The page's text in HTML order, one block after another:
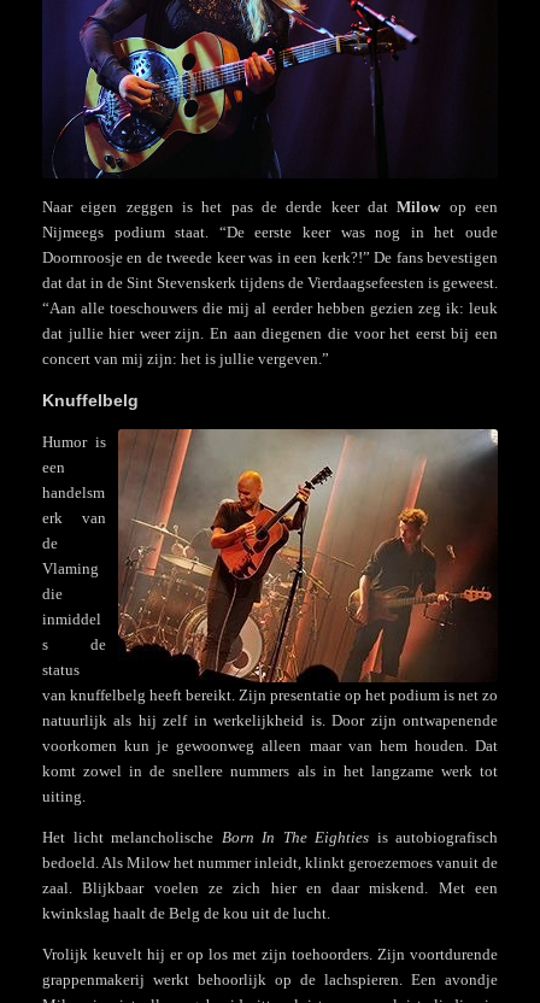
Naar eigen zeggen is het pas de derde keer datMilowop een
Nijmeegs podium staat. “De eerste keer was nog in het oude
Doornroosje en de tweede keer was in een kerk?!” De fans bevestigen
dat dat in de Sint Stevenskerk tijdens de Vierdaagsefeesten is geweest.
“Aan alle toeschouwers die mij al eerder hebben gezien zeg ik: leuk
dat jullie hier weer zijn. En aan diegenen die voor het eerst bij een
concert van mij zijn: het is jullie vergeven.”
Knuffelbelg
Humor is
een
handelsm
erk van
de
Vlaming
die
inmiddel
s de
status
van knuffelbelg heeft bereikt. Zijn presentatie op het podium is net zo
natuurlijk als hij zelf in werkelijkheid is. Door zijn ontwapenende
voorkomen kun je gewoonweg alleen maar van hem houden. Dat
komt zowel in de snellere nummers als in het langzame werk tot
uiting.
Het licht melancholische Born In The Eighties is autobiografisch
bedoeld. Als Milow het nummer inleidt, klinkt geroezemoes vanuit de
zaal. Blijkbaar voelen ze zich hier en daar miskend. Met een
kwinkslag haalt de Belg de kou uit de lucht.
Vrolijk keuvelt hij er op los met zijn toehoorders. Zijn voortdurende
grappenmakerij werkt behoorlijk op de lachspieren. Een avondje